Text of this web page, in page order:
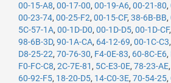
00-15-A8, 00-17-00, 00-19-A6, 00-21-80,
00-23-74, 00-25-F2, 00-15-CF, 38-6B-BB,
5C-57-1A, 00-1D-D0, 00-1D-D5, 00-1D-CF,
98-6B-3D, 90-1A-CA, 64-12-69, 00-1C-C3,
D8-25-22, 70-76-30, F4-0E-83, 60-8C-E6,
F0-FC-C8, 2C-7E-81 , 5C-E3-0E, 78-23-AE,
60-92-F5, 18-20-D5, 14-C0-3E, 70-54-25,